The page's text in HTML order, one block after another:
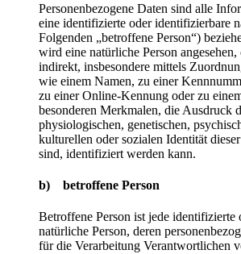
Personenbezogene Daten sind alle
eine identifizierte oder identifizierbare
Folgenden „betroffene Person“)
wird eine natürliche Person
indirekt, insbesondere mittels
wie einem Namen, zu einer
zu einer Online-Kennung oder zu
besonderen Merkmalen, die Ausdruck
physiologischen, genetischen,
kulturellen oder sozialen Identität
sind, identifiziert werden kann.
b) betroffene Person
Betroffene Person ist jede identifizierte
natürliche Person, deren
für die Verarbeitung Verantwortlichen